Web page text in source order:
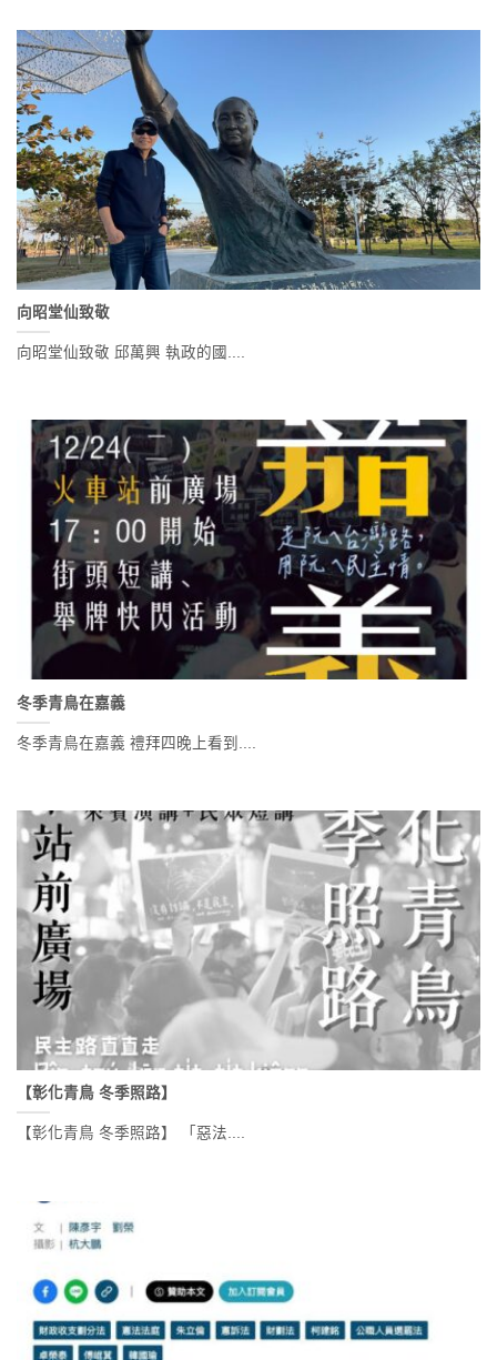
向昭堂仙致敬
向昭堂仙致敬 邱萬興 執政的國....
冬季青鳥在嘉義
冬季青鳥在嘉義 禮拜四晚上看到....
【彰化青鳥 冬季照路】
【彰化青鳥 冬季照路】 「惡法....